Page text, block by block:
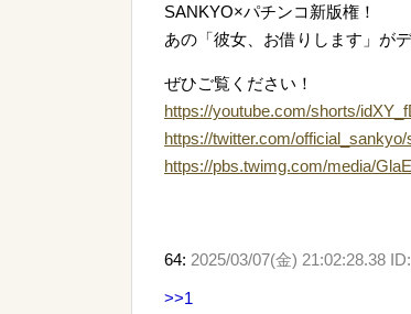
SANKYO×パチンコ新版権！
あの「彼女、お借りします」が
ぜひご覧ください！
https://youtube.com/shorts/
https://twitter.com/
https://pbs.twimg.com/media/
64: 2025/03/07(金) 21:02:28.38
>>1